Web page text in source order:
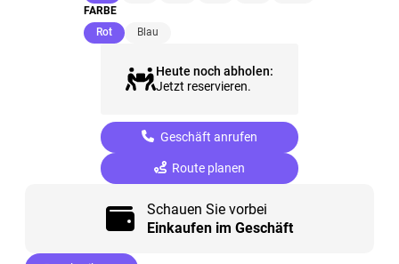
FARBE
Rot(ausgewählt)
Blau
Heute noch abholen:
Jetzt reservieren.
Geschäft anrufen
Route planen
Schauen Sie vorbei
Einkaufen im Geschäft